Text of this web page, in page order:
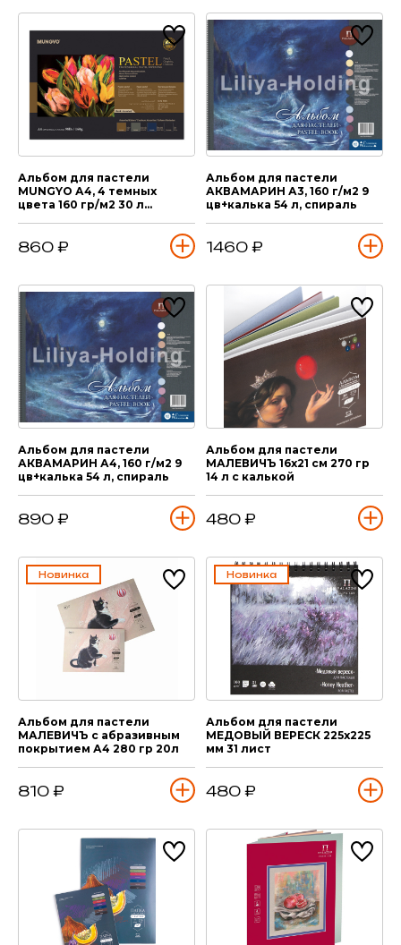
Альбом для пастели
MUNGYO А4, 4 темных
цвета 160 гр/м2 30 л
860 ₽
Альбом для пастели
АКВАМАРИН А3, 160 г/м2 9
цв+калька 54 л, спираль
1460 ₽
Альбом для пастели
АКВАМАРИН А4, 160 г/м2 9
цв+калька 54 л, спираль
890 ₽
Альбом для пастели
МАЛЕВИЧЪ 16х21 см 270 гр
14 л с калькой
480 ₽
Новинка
Альбом для пастели
МАЛЕВИЧЪ с абразивным
покрытием А4 280 гр 20л
810 ₽
Новинка
Альбом для пастели
МЕДОВЫЙ ВЕРЕСК 225х225
мм 31 лист
480 ₽